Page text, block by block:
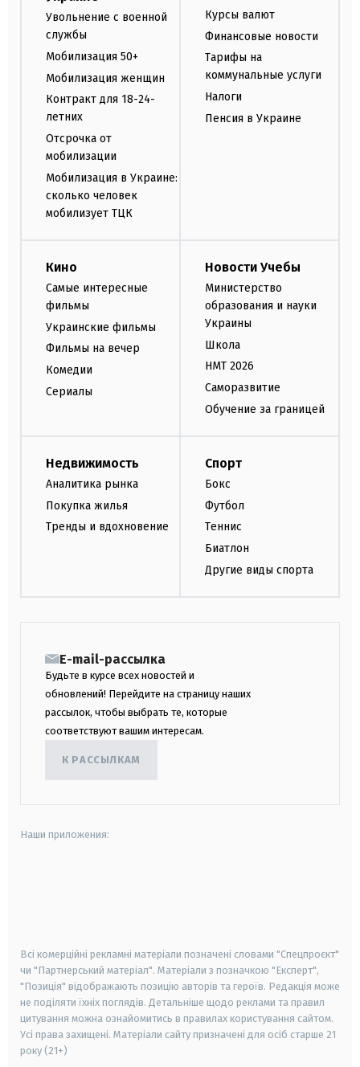
Увольнение с военной
службы
Мобилизация 50+
Мобилизация женщин
Контракт для 18-24-
летних
Отсрочка от
мобилизации
Мобилизация в Украине:
сколько человек
мобилизует ТЦК
Курсы валют
Финансовые новости
Тарифы на
коммунальные услуги
Налоги
Пенсия в Украине
Кино
Самые интересные
фильмы
Украинские фильмы
Фильмы на вечер
Комедии
Сериалы
Новости Учебы
Министерство
образования и науки
Украины
Школа
НМТ 2026
Саморазвитие
Обучение за границей
Недвижимость
Аналитика рынка
Покупка жилья
Тренды и вдохновение
Спорт
Бокс
Футбол
Теннис
Биатлон
Другие виды спорта
E-mail-рассылка
Будьте в курсе всех новостей и
обновлений! Перейдите на страницу наших
рассылок, чтобы выбрать те, которые
соответствуют вашим интересам.
К РАССЫЛКАМ
Наши приложения:
Всі комерційні рекламні матеріали позначені словами "Спецпроєкт"
чи "Партнерський матеріал". Матеріали з позначкою "Експерт",
"Позиція" відображають позицію авторів та героїв. Редакція може
не поділяти їхніх поглядів. Детальніше щодо реклами та правил
цитування можна ознайомитись в правилах користування сайтом.
Усі права захищені. Матеріали сайту призначені для осіб старше 21
року (21+)